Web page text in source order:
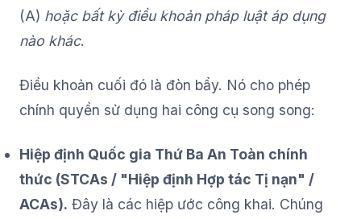
(A) hoặc bất kỳ điều khoản pháp luật áp dụng
nào khác.
Điều khoản cuối đó là đòn bẩy. Nó cho phép
chính quyền sử dụng hai công cụ song song:
Hiệp định Quốc gia Thứ Ba An Toàn chính
thức (STCAs / "Hiệp định Hợp tác Tị nạn" /
ACAs). Đây là các hiệp ước công khai. Chúng